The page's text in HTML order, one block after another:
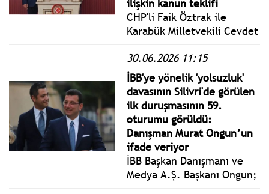
ilişkin kanun teklifi
CHP'li Faik Öztrak ile
Karabük Milletvekili Cevdet
asgari ücret seviyesine
yükseltilmesi ve
haczedilememesine ilişkin
hazırladıkları 7 maddelik
kanun teklifini TBMM
Başkanlığı'na sunduklarını
açıkladı.
30.06.2026 11:15
İBB'ye yönelik 'yolsuzluk'
davasının Silivri'de görülen
ilk duruşmasının 59.
oturumu görüldü:
Danışman Murat Ongun’un
ifade veriyor
İBB Başkan Danışmanı ve
Medya A.Ş. Başkanı Ongun;